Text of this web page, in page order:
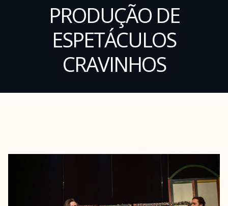
PRODUÇÃO DE
ESPETÁCULOS
CRAVINHOS